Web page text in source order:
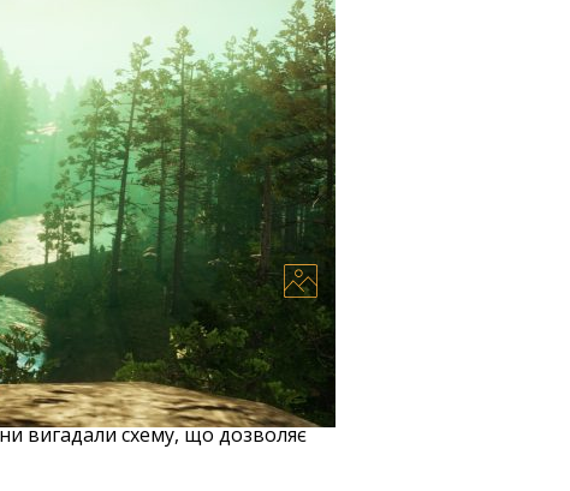
власні акаунти
дублювати золото у грі, але на
вигадали схему, що дозволяє